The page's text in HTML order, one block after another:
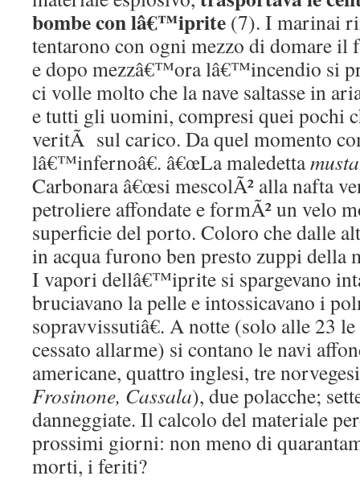
bombe con lâ€™iprite (7). I marinai
tentarono con ogni mezzo di domare il
e dopo mezzâ€™ora lâ€™incendio si
ci volle molto che la nave saltasse in
e tutti gli uomini, compresi quei pochi
veritÃ sul carico. Da quel momento
lâ€™infernoâ€. â€œLa maledetta
Carbonara â€œsi mescolÃ² alla nafta
petroliere affondate e formÃ² un velo
superficie del porto. Coloro che dalle
in acqua furono ben presto zuppi della
I vapori dellâ€™iprite si spargevano
bruciavano la pelle e intossicavano i
sopravvissutiâ€. A notte (solo alle 23
cessato allarme) si contano le navi
americane, quattro inglesi, tre
Frosinone, Cassala), due polacche;
danneggiate. Il calcolo del materiale
prossimi giorni: non meno di
morti, i feriti?